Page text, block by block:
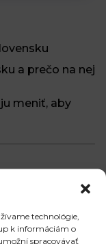
technológie,
k informáciám o
spracovávať
a prečo na nej
meniť, aby
v nich rozdiel?